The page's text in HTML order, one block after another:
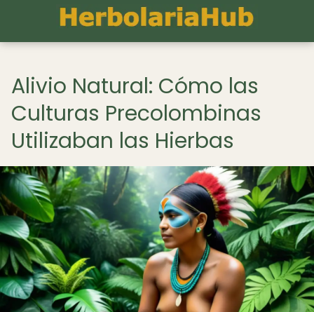
Alivio Natural: Cómo las
Culturas Precolombinas
Utilizaban las Hierbas